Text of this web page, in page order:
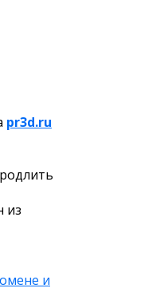
pr3d.ru
из
и